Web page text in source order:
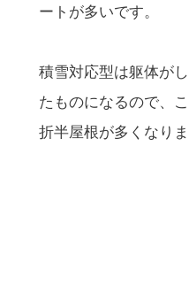
ートが多いです。
積雪対応型は躯体が
たものになるので、
折半屋根が多くなりま